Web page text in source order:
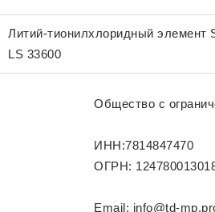
Литий-тионилхлоридный элемент
LS 33600
Общество с
ИНН:7814847470
ОГРН:
Email: info@td-